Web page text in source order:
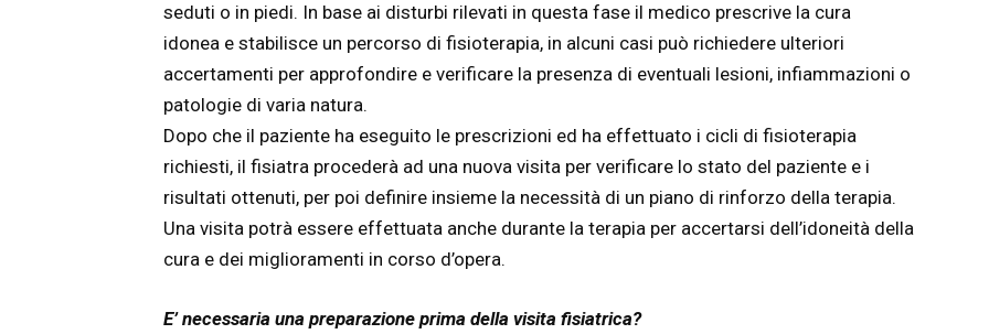
seduti o in piedi. In base ai disturbi rilevati in questa fase il medico prescrive la cura
idonea e stabilisce un percorso di fisioterapia, in alcuni casi può richiedere ulteriori
accertamenti per approfondire e verificare la presenza di eventuali lesioni, infiammazioni o
patologie di varia natura.
Dopo che il paziente ha eseguito le prescrizioni ed ha effettuato i cicli di fisioterapia
richiesti, il fisiatra procederà ad una nuova visita per verificare lo stato del paziente e i
risultati ottenuti, per poi definire insieme la necessità di un piano di rinforzo della terapia.
Una visita potrà essere effettuata anche durante la terapia per accertarsi dell’idoneità della
cura e dei miglioramenti in corso d’opera.
E’ necessaria una preparazione prima della visita fisiatrica?